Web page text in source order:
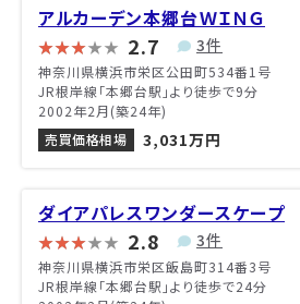
アルカーデン本郷台ＷＩＮＧ
2.7 3件
神奈川県横浜市栄区公田町534番1号
JR根岸線「本郷台駅」より徒歩で9分
2002年2月(築24年)
売買価格相場
3,031万円
ダイアパレスワンダースケープ
2.8 3件
神奈川県横浜市栄区飯島町314番3号
JR根岸線「本郷台駅」より徒歩で24分